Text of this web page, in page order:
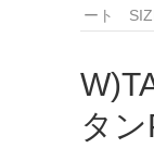
ート
タ